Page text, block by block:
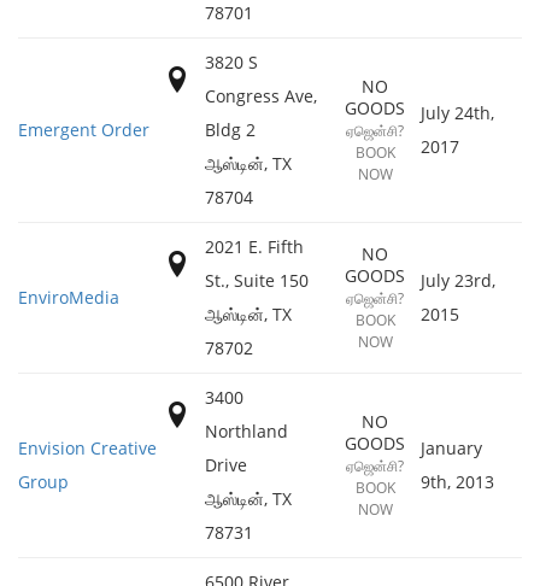
78701
Emergent Order
3820 S
Congress Ave,
Bldg 2
ஆஸ்டின், TX
78704
NO
GOODS
ஏஜென்சி?
BOOK
NOW
July 24th,
2017
EnviroMedia
2021 E. Fifth
St., Suite 150
ஆஸ்டின், TX
78702
NO
GOODS
ஏஜென்சி?
BOOK
NOW
July 23rd,
2015
Envision Creative
Group
3400
Northland
Drive
ஆஸ்டின், TX
78731
NO
GOODS
ஏஜென்சி?
BOOK
NOW
January
9th, 2013